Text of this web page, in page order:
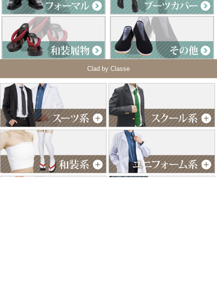
Clad by Classe